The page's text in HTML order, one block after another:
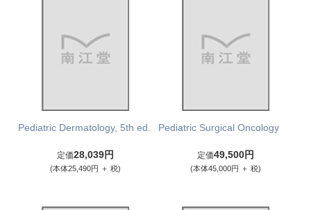
Pediatric Dermatology, 5th ed.
定価28,039円
(本体25,490円 ＋ 税)
Pediatric Surgical Oncology
定価49,500円
(本体45,000円 ＋ 税)